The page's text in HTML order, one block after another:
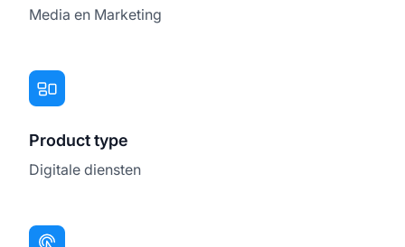
Media en Marketing
Product type
Digitale diensten